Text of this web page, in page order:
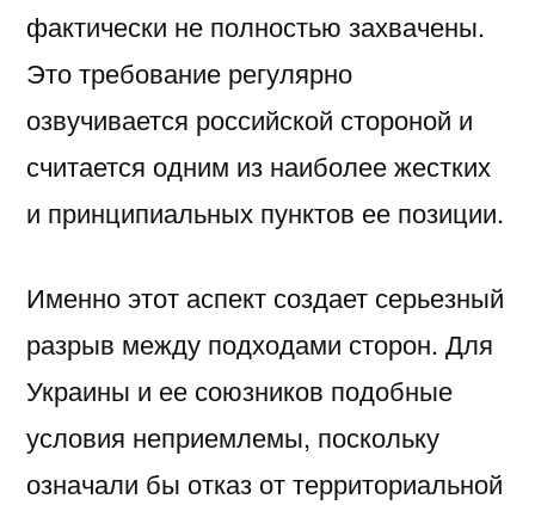
фактически не полностью захвачены.
Это требование регулярно
озвучивается российской стороной и
считается одним из наиболее жестких
и принципиальных пунктов ее позиции.
Именно этот аспект создает серьезный
разрыв между подходами сторон. Для
Украины и ее союзников подобные
условия неприемлемы, поскольку
означали бы отказ от территориальной